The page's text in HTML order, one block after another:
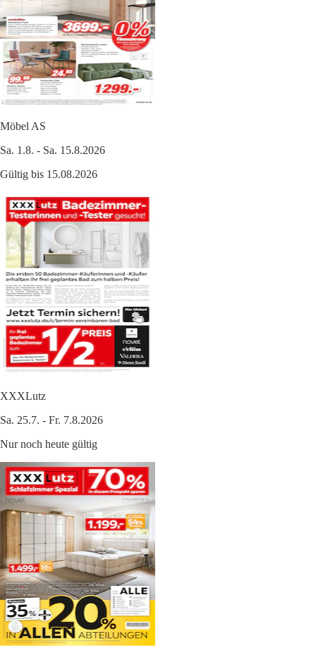
Möbel AS
Sa. 1.8. - Sa. 15.8.2026
Gültig bis 15.08.2026
XXXLutz
Sa. 25.7. - Fr. 7.8.2026
Nur noch heute gültig